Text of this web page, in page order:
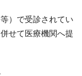
）で受診されてい
せて医療機関へ提